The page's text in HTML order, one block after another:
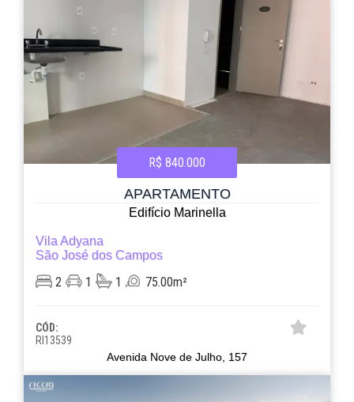
R$ 840.000
APARTAMENTO
Edifício Marinella
Vila Adyana
São José dos Campos
2 1 1 75.00m²
CÓD:
RI13539
Avenida Nove de Julho, 157